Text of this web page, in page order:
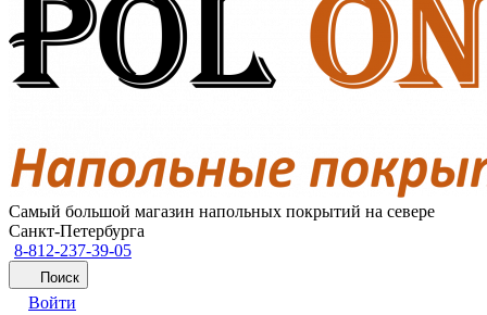
Самый большой магазин напольных покрытий на севере
Санкт-Петербурга
8-812-237-39-05
Поиск
Войти